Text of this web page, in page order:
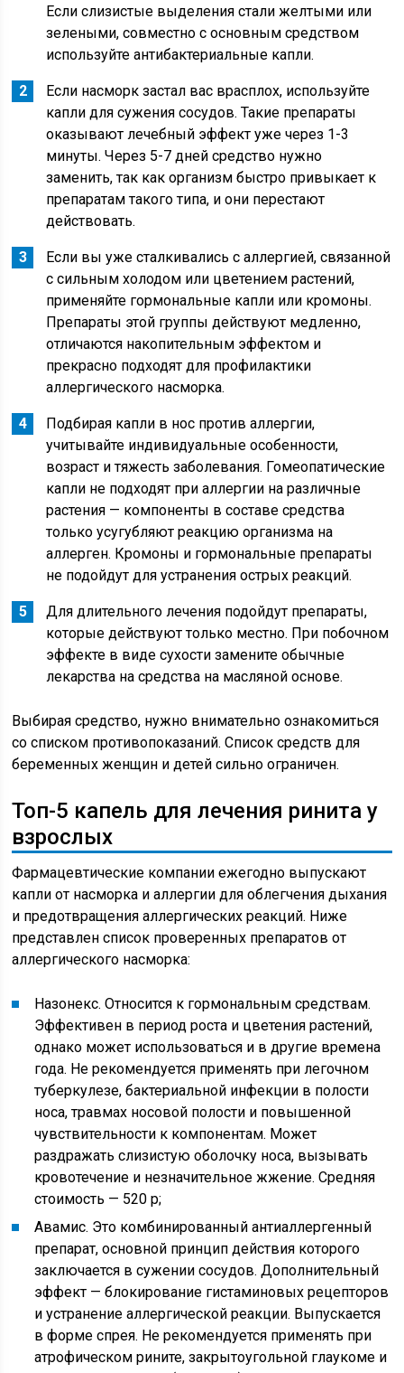
Если слизистые выделения стали желтыми или
зелеными, совместно с основным средством
используйте антибактериальные капли.
Если насморк застал вас врасплох, используйте
капли для сужения сосудов. Такие препараты
оказывают лечебный эффект уже через 1-3
минуты. Через 5-7 дней средство нужно
заменить, так как организм быстро привыкает к
препаратам такого типа, и они перестают
действовать.
Если вы уже сталкивались с аллергией, связанной
с сильным холодом или цветением растений,
применяйте гормональные капли или кромоны.
Препараты этой группы действуют медленно,
отличаются накопительным эффектом и
прекрасно подходят для профилактики
аллергического насморка.
Подбирая капли в нос против аллергии,
учитывайте индивидуальные особенности,
возраст и тяжесть заболевания. Гомеопатические
капли не подходят при аллергии на различные
растения — компоненты в составе средства
только усугубляют реакцию организма на
аллерген. Кромоны и гормональные препараты
не подойдут для устранения острых реакций.
Для длительного лечения подойдут препараты,
которые действуют только местно. При побочном
эффекте в виде сухости замените обычные
лекарства на средства на масляной основе.
Выбирая средство, нужно внимательно ознакомиться
со списком противопоказаний. Список средств для
беременных женщин и детей сильно ограничен.
Топ-5 капель для лечения ринита у
взрослых
Фармацевтические компании ежегодно выпускают
капли от насморка и аллергии для облегчения дыхания
и предотвращения аллергических реакций. Ниже
представлен список проверенных препаратов от
аллергического насморка:
Назонекс. Относится к гормональным средствам.
Эффективен в период роста и цветения растений,
однако может использоваться и в другие времена
года. Не рекомендуется применять при легочном
туберкулезе, бактериальной инфекции в полости
носа, травмах носовой полости и повышенной
чувствительности к компонентам. Может
раздражать слизистую оболочку носа, вызывать
кровотечение и незначительное жжение. Средняя
стоимость — 520 р;
Авамис. Это комбинированный антиаллергенный
препарат, основной принцип действия которого
заключается в сужении сосудов. Дополнительный
эффект — блокирование гистаминовых рецепторов
и устранение аллергической реакции. Выпускается
в форме спрея. Не рекомендуется применять при
атрофическом рините, закрытоугольной глаукоме и